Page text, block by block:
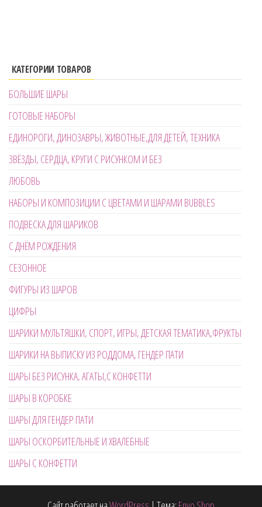
КАТЕГОРИИ ТОВАРОВ
БОЛЬШИЕ ШАРЫ
ГОТОВЫЕ НАБОРЫ
ЕДИНОРОГИ, ДИНОЗАВРЫ, ЖИВОТНЫЕ,ДЛЯ ДЕТЕЙ, ТЕХНИКА
ЗВЁЗДЫ, СЕРДЦА, КРУГИ С РИСУНКОМ И БЕЗ
ЛЮБОВЬ
НАБОРЫ И КОМПОЗИЦИИ С ЦВЕТАМИ И ШАРАМИ BUBBLES
ПОДВЕСКА ДЛЯ ШАРИКОВ
С ДНЁМ РОЖДЕНИЯ
СЕЗОННОЕ
ФИГУРЫ ИЗ ШАРОВ
ЦИФРЫ
ШАРИКИ МУЛЬТЯШКИ, СПОРТ, ИГРЫ, ДЕТСКАЯ ТЕМАТИКА,ФРУКТЫ
ШАРИКИ НА ВЫПИСКУ ИЗ РОДДОМА, ГЕНДЕР ПАТИ
ШАРЫ БЕЗ РИСУНКА, АГАТЫ,С КОНФЕТТИ
ШАРЫ В КОРОБКЕ
ШАРЫ ДЛЯ ГЕНДЕР ПАТИ
ШАРЫ ОСКОРБИТЕЛЬНЫЕ И ХВАЛЕБНЫЕ
ШАРЫ С КОНФЕТТИ